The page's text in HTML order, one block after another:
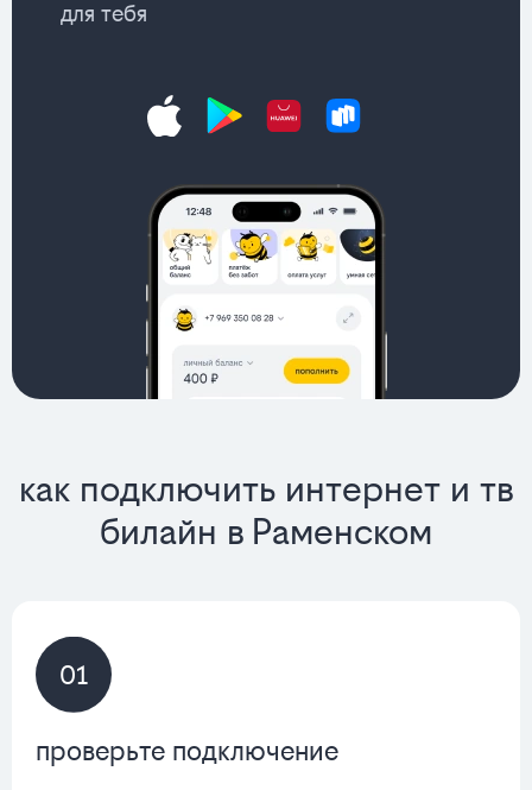
для тебя
как подключить интернет и тв
билайн в Раменском
01
проверьте подключение